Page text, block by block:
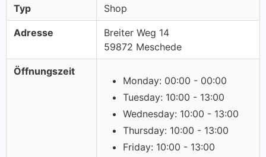
Typ Shop
Adresse
Breiter Weg 14
59872 Meschede
Öffnungszeit
Monday: 00:00 - 00:00
Tuesday: 10:00 - 13:00
Wednesday: 10:00 - 13:00
Thursday: 10:00 - 13:00
Friday: 10:00 - 13:00